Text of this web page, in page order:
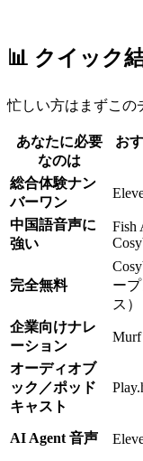
📊 クイック
忙しい方はまずこの
あなたに必要
なのは
お
総合体験ナン
バーワン
中国語音声に
強い
Fish
完全無料
ー
ス）
企業向けナレ
ーション
オーディオブ
ック／ポッド
キャスト
AI Agent 音声